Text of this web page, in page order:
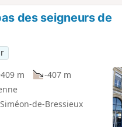
vous aurez la chance de
Sinon, vous vaquerez entre
des Chambarans.
des seigneurs de
m
-407 m
de-Bressieux